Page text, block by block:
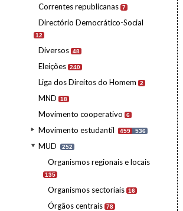
Correntes republicanas 7
Directório Democrático-Social
12
Diversos 48
Eleições 240
Liga dos Direitos do Homem 2
MND 18
Movimento cooperativo 6
Movimento estudantil 459 536
MUD 252
Organismos regionais e locais
135
Organismos sectoriais 16
Órgãos centrais 78